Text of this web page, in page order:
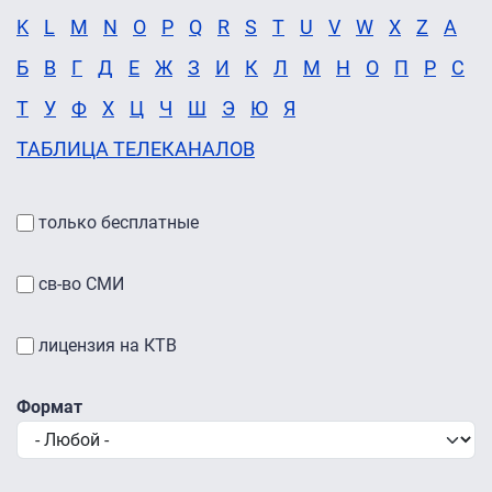
K
L M N O P Q R S T U V W X Z
А
Б
В Г Д Е Ж З И К Л М Н О П Р
С
Т
У Ф Х Ц Ч Ш Э Ю
Я
ТАБЛИЦА ТЕЛЕКАНАЛОВ
только бесплатные
св-во СМИ
лицензия на КТВ
Формат